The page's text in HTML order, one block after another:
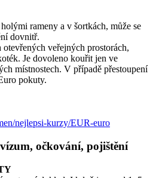
rameny a v šortkách, může se
dovnitř.
veřejných prostorách,
Je dovoleno kouřit jen ve
místnostech. V případě přestoupení
pokuty.
nejlepsi-kurzy/EUR-euro
očkování, pojištění